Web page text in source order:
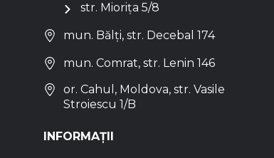
str. Miorița 5/8
mun. Bălți, str. Decebal 174
mun. Comrat, str. Lenin 146
or. Cahul, Moldova, str. Vasile
Stroiescu 1/B
INFORMAȚII